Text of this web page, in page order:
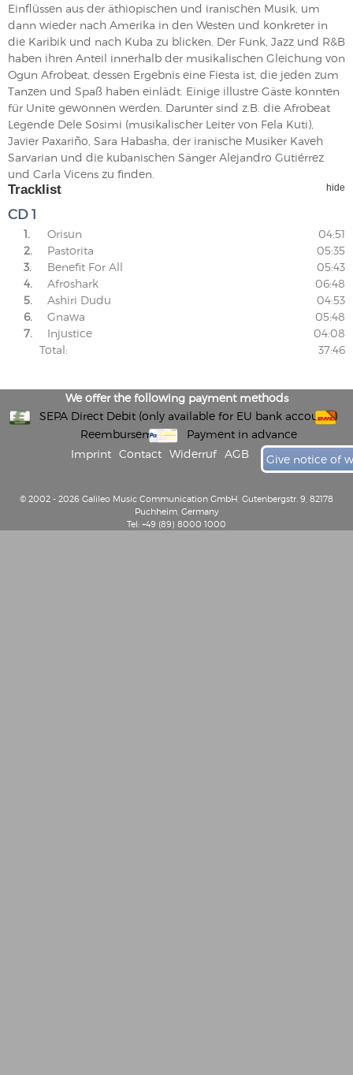
Einflüssen aus der äthiopischen und iranischen Musik, um
dann wieder nach Amerika in den Westen und konkreter in
die Karibik und nach Kuba zu blicken. Der Funk, Jazz und R&B
haben ihren Anteil innerhalb der musikalischen Gleichung von
Ogun Afrobeat, dessen Ergebnis eine Fiesta ist, die jeden zum
Tanzen und Spaß haben einlädt. Einige illustre Gäste konnten
für Unite gewonnen werden. Darunter sind z.B. die Afrobeat
Legende Dele Sosimi (musikalischer Leiter von Fela Kuti),
Javier Paxariño, Sara Habasha, der iranische Musiker Kaveh
Sarvarian und die kubanischen Sänger Alejandro Gutiérrez
und Carla Vicens zu finden.
Tracklist hide
CD 1
1. Orisun
04:51
2.
Pastorita
05:35
3.
Benefit For All
05:43
4.
Afroshark
06:48
5.
Ashiri Dudu
04:53
6.
Gnawa
05:48
7.
Injustice
04:08
Total:
37:46
We offer the following payment methods
SEPA Direct Debit (only available for EU bank accounts)
Reembursement
Payment in advance
Imprint
Contact Widerruf AGB Give notice of
© 2002 - 2026 Galileo Music Communication GmbH, Gutenbergstr. 9, 82178
Puchheim, Germany
Tel: +49 (89) 8000 1000